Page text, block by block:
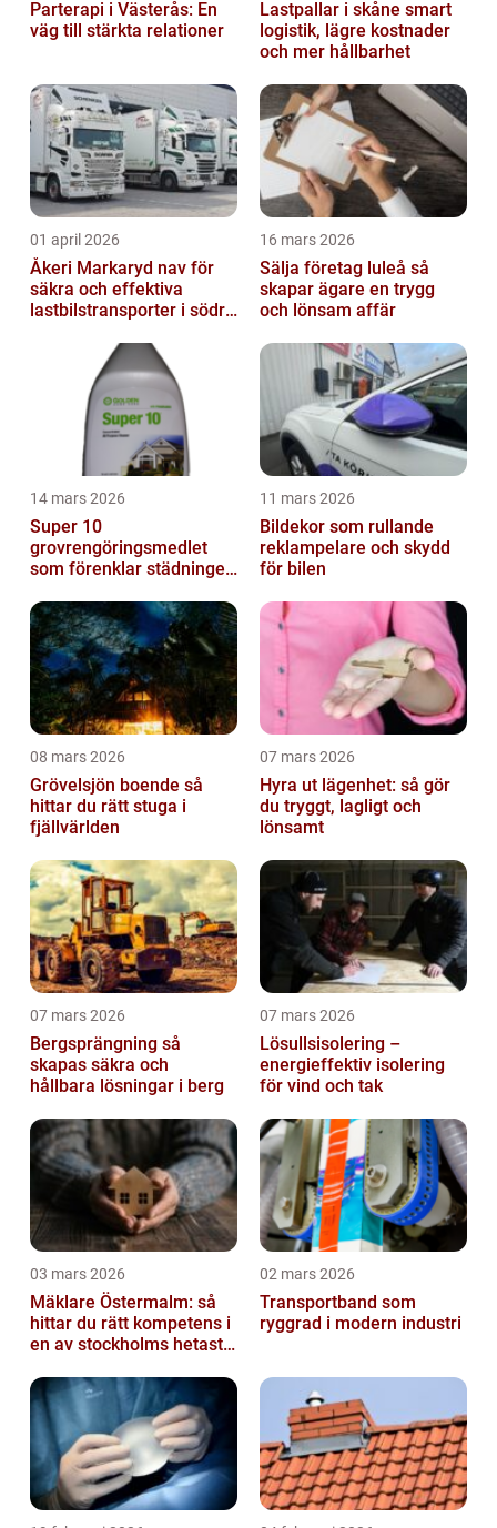
Parterapi i Västerås: En
väg till stärkta relationer
Lastpallar i skåne smart
logistik, lägre kostnader
och mer hållbarhet
01 april 2026
Åkeri Markaryd nav för
säkra och effektiva
lastbilstransporter i södra
16 mars 2026
Sälja företag luleå så
skapar ägare en trygg
och lönsam affär
14 mars 2026
Super 10
grovrengöringsmedlet
som förenklar städningen
11 mars 2026
Bildekor som rullande
reklampelare och skydd
för bilen
08 mars 2026
Grövelsjön boende så
hittar du rätt stuga i
fjällvärlden
07 mars 2026
Hyra ut lägenhet: så gör
du tryggt, lagligt och
lönsamt
07 mars 2026
Bergsprängning så
skapas säkra och
hållbara lösningar i berg
07 mars 2026
Lösullsisolering –
energieffektiv isolering
för vind och tak
03 mars 2026
Mäklare Östermalm: så
hittar du rätt kompetens i
en av stockholms hetaste
02 mars 2026
Transportband som
ryggrad i modern industri